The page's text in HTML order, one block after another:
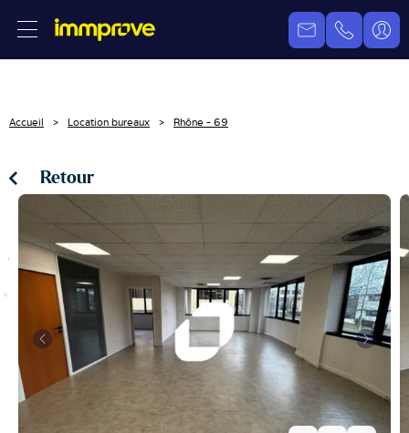
Accueil Location bureaux Rhône - 69
Retour